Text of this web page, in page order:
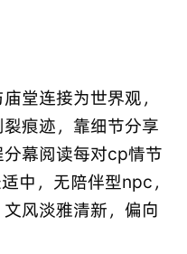
堂连接为世界观，
痕迹，靠细节分享
幕阅读每对cp情节
中，无陪伴型npc，
风淡雅清新，偏向